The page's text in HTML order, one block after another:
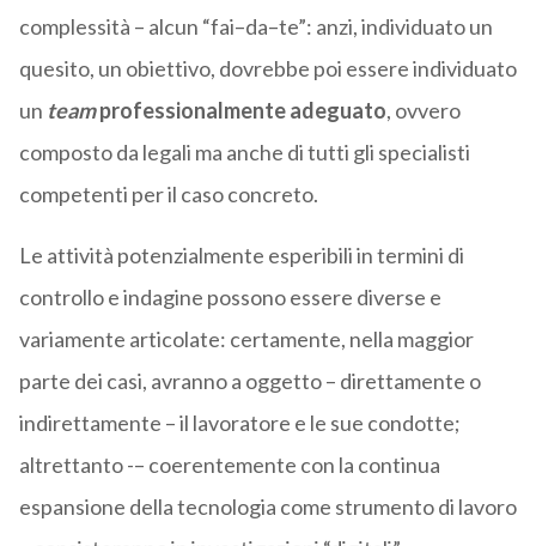
complessità – alcun “fai–da–te”: anzi, individuato un
quesito, un obiettivo, dovrebbe poi essere individuato
un teamprofessionalmente adeguato, ovvero
composto da legali ma anche di tutti gli specialisti
competenti per il caso concreto.
Le attività potenzialmente esperibili in termini di
controllo e indagine possono essere diverse e
variamente articolate: certamente, nella maggior
parte dei casi, avranno a oggetto – direttamente o
indirettamente – il lavoratore e le sue condotte;
altrettanto -– coerentemente con la continua
espansione della tecnologia come strumento di lavoro